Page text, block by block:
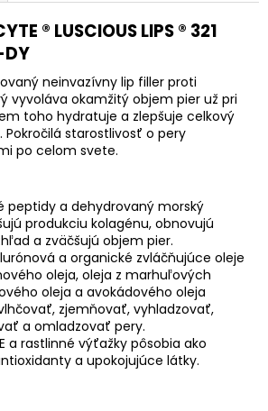
® LUSCIOUS LIPS ® 321
DY
neinvazívny lip filler proti
vyvoláva okamžitý objem pier už pri
toho hydratuje a zlepšuje celkový
Pokročilá starostlivosť o pery
po celom svete.
peptidy a dehydrovaný morský
produkciu kolagénu, obnovujú
a zväčšujú objem pier.
a organické zvláčňujúce oleje
oleja, oleja z marhuľových
oleja a avokádového oleja
zjemňovať, vyhladzovať,
a omladzovať pery.
a rastlinné výťažky pôsobia ako
a upokojujúce látky.